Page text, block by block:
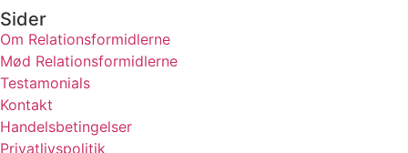
Sider
Om Relationsformidlerne
Mød Relationsformidlerne
Testamonials
Kontakt
Handelsbetingelser
Privatlivspolitik